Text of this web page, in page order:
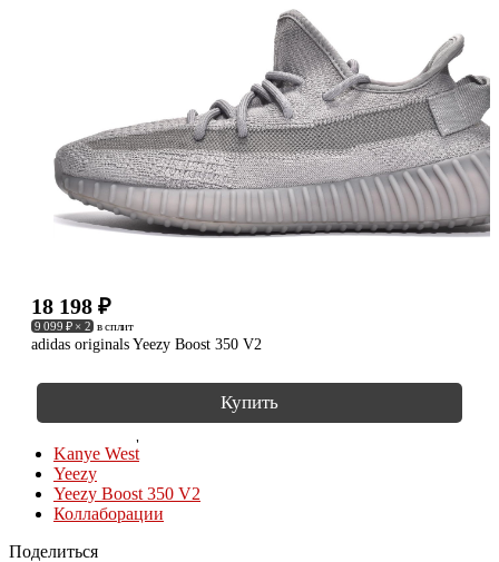
adidas originals Yeezy Boost 350 V2
18 198 ₽
9 099 ₽ × 2 в сплит
Купить
Kanye West
Yeezy
Yeezy Boost 350 V2
Коллаборации
Поделиться